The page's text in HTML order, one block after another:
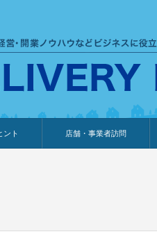
ント 店舗・事業者訪問